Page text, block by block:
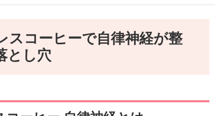
スコーヒーで自律神経が整
とし穴